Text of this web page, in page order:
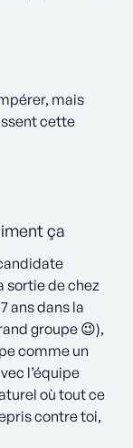
mais
cette
ça
sortie de chez
ans dans la
groupe 😉),
comme un
l’équipe
où tout ce
contre toi,